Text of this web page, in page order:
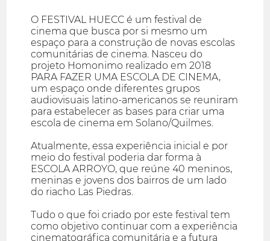
O FESTIVAL HUECC é um festival de
cinema que busca por si mesmo um
espaço para a construção de novas escolas
comunitárias de cinema. Nasceu do
projeto Homonimo realizado em 2018
PARA FAZER UMA ESCOLA DE CINEMA,
um espaço onde diferentes grupos
audiovisuais latino-americanos se reuniram
para estabelecer as bases para criar uma
escola de cinema em Solano/Quilmes.
Atualmente, essa experiência inicial e por
meio do festival poderia dar forma à
ESCOLA ARROYO, que reúne 40 meninos,
meninas e jovens dos bairros de um lado
do riacho Las Piedras.
Tudo o que foi criado por este festival tem
como objetivo continuar com a experiência
cinematográfica comunitária e a futura